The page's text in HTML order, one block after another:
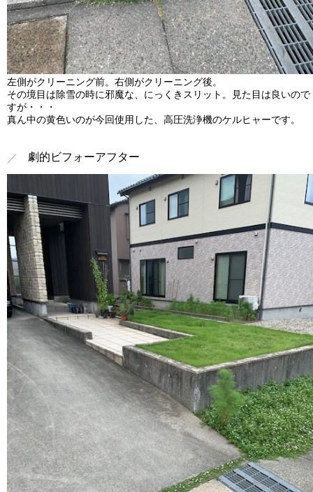
左側がクリーニング前。右側がクリーニング後。
その境目は除雪の時に邪魔な、にっくきスリット。見た目は良いので
すが・・・
真ん中の黄色いのが今回使用した、高圧洗浄機のケルヒャーです。
劇的ビフォーアフター